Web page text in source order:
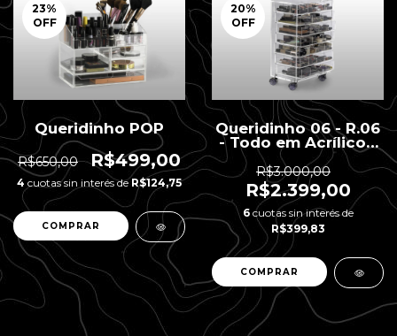
23%
OFF
Queridinho POP
R$650,00 R$499,00
4 cuotas sin interés deR$124,75
20%
OFF
Queridinho 06 - R.06
- Todo em Acrílico -
7 gavetas - 40 x 25 x
63 H
R$3.000,00
R$2.399,00
6cuotas sin interés de
R$399,83